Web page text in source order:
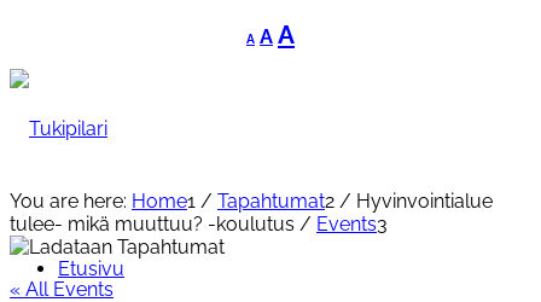
A
Decrease
font
A Reset
font
AIncrease
Etusivu
You are here: Home1 / Tapahtumat2 / Hyvinvointialue
tulee- mikä muuttuu? -koulutus / Events3
« All Events